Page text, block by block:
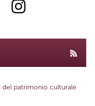
del patrimonio culturale